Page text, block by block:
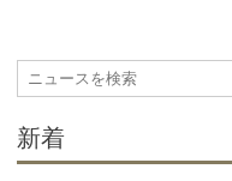
シ
ョ
新着